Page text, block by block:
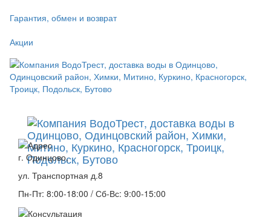
Гарантия, обмен и возврат
Акции
г. Одинцово,
ул. Транспортная д.8
Пн-Пт: 8:00-18:00 / Сб-Вс: 9:00-15:00